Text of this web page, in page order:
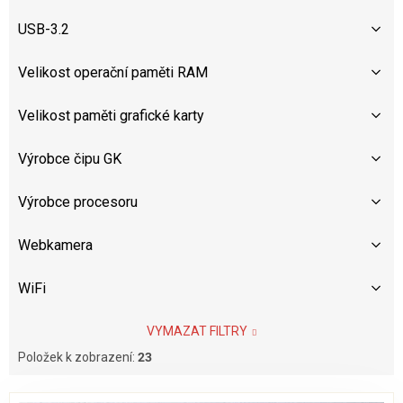
USB-3.2
Velikost operační paměti RAM
Velikost paměti grafické karty
Výrobce čipu GK
Výrobce procesoru
Webkamera
WiFi
VYMAZAT FILTRY
Položek k zobrazení: 23